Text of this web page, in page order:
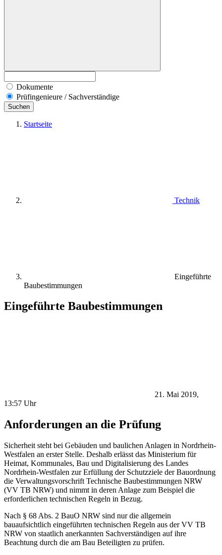
Dokumente
Prüfingenieure / Sachverständige
Suchen
Startseite
Technik
Eingeführte
Baubestimmungen
Eingeführte Baubestimmungen
21. Mai 2019,
13:57 Uhr
Anforderungen an die Prüfung
Sicherheit steht bei Gebäuden und baulichen Anlagen in Nordrhein-
Westfalen an erster Stelle. Deshalb erlässt das Ministerium für
Heimat, Kommunales, Bau und Digitalisierung des Landes
Nordrhein-Westfalen zur Erfüllung der Schutzziele der Bauordnung
die Verwaltungsvorschrift Technische Baubestimmungen NRW
(VV TB NRW) und nimmt in deren Anlage zum Beispiel die
erforderlichen technischen Regeln in Bezug.
Nach § 68 Abs. 2 BauO NRW sind nur die allgemein
bauaufsichtlich eingeführten technischen Regeln aus der VV TB
NRW von staatlich anerkannten Sachverständigen auf ihre
Beachtung durch die am Bau Beteiligten zu prüfen.